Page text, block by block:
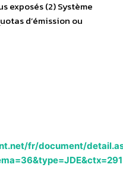
exposés (2) Système
d’émission ou
fr/document/